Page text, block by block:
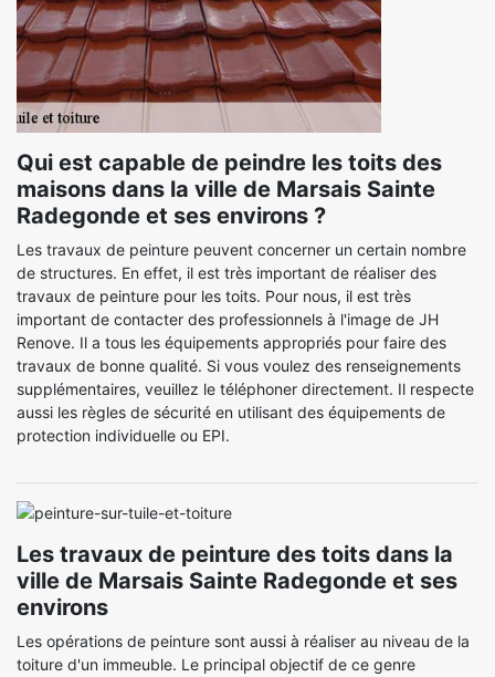
Qui est capable de peindre les toits des
maisons dans la ville de Marsais Sainte
Radegonde et ses environs ?
Les travaux de peinture peuvent concerner un certain nombre
de structures. En effet, il est très important de réaliser des
travaux de peinture pour les toits. Pour nous, il est très
important de contacter des professionnels à l'image de JH
Renove. Il a tous les équipements appropriés pour faire des
travaux de bonne qualité. Si vous voulez des renseignements
supplémentaires, veuillez le téléphoner directement. Il respecte
aussi les règles de sécurité en utilisant des équipements de
protection individuelle ou EPI.
Les travaux de peinture des toits dans la
ville de Marsais Sainte Radegonde et ses
environs
Les opérations de peinture sont aussi à réaliser au niveau de la
toiture d'un immeuble. Le principal objectif de ce genre